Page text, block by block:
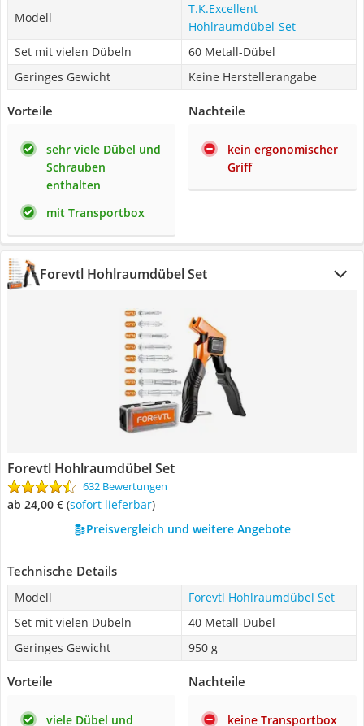
Modell
T.K.Excellent
Hohlraumdübel-Set
Set mit vielen Dübeln
60 Metall-Dübel
Geringes Gewicht
Keine Herstellerangabe
Vorteile
sehr viele Dübel und
Schrauben
enthalten
mit Transportbox
Nachteile
kein ergonomischer
Griff
Forevtl Hohlraumdübel Set
Forevtl Hohlraumdübel Set
632 Bewertungen
ab 24,00 € ( Sofort lieferbar)
Preisvergleich und weitere Angebote
Technische Details
Modell
Forevtl Hohlraumdübel Set
Set mit vielen Dübeln
40 Metall-Dübel
Geringes Gewicht
950 g
Vorteile
viele Dübel und
Nachteile
keine Transportbox